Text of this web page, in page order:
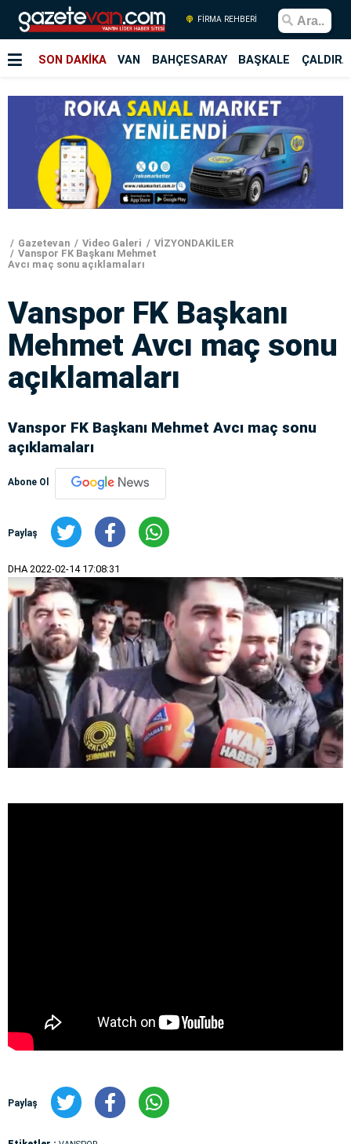
FİRMA REHBERİ
SON DAKİKA VAN BAHÇESARAY BAŞKALE
Gazetevan Video Galeri
VİZYONDAKİLER
Vanspor FK Başkanı Mehmet
Avcı maç sonu açıklamaları
Vanspor FK Başkanı
Mehmet Avcı maç sonu
açıklamaları
Vanspor FK Başkanı Mehmet Avcı maç sonu
açıklamaları
Abone Ol
Paylaş
DHA 2022-02-14 17:08:31
Paylaş